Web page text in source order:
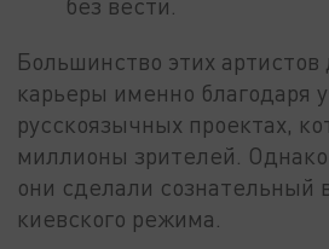
без вести.
Большинство этих артистов
карьеры именно благодаря
русскоязычных проектах,
миллионы зрителей. Однако
они сделали сознательный
киевского режима.